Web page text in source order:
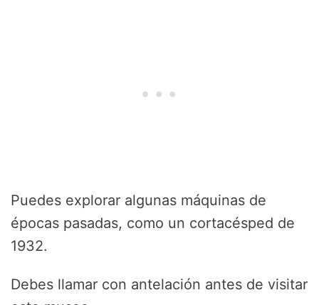
Puedes explorar algunas máquinas de
épocas pasadas, como un cortacésped de
1932.
Debes llamar con antelación antes de visitar